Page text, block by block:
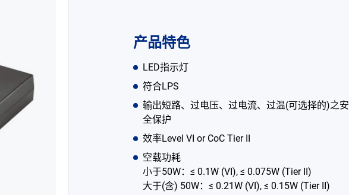
产品特色
LED指示灯
符合LPS
输出短路、过电压、过电流、过温(可选择的)之安
全保护
效率Level VI or CoC Tier II
空载功耗
小于50W：≤ 0.1W (VI), ≤ 0.075W (Tier II)
大于(含) 50W：≤ 0.21W (VI), ≤ 0.15W (Tier II)